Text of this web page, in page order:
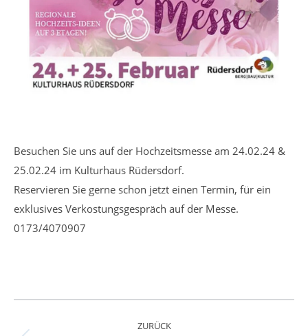
Besuchen Sie uns auf der Hochzeitsmesse am 24.02.24 &
25.02.24 im Kulturhaus Rüdersdorf.
Reservieren Sie gerne schon jetzt einen Termin, für ein
exklusives Verkostungsgespräch auf der Messe.
0173/4070907
Kommentarnavigation
ZURÜCK